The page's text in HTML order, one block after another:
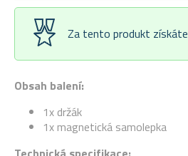
Obsah balení:
1x držák
1x magnetická samolepka
Za tento produkt získáte